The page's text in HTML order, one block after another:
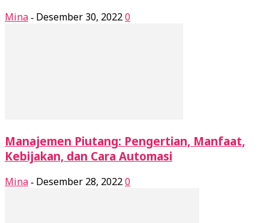
Mina - Desember 30, 20220
Manajemen Piutang: Pengertian, Manfaat,
Kebijakan, dan Cara Automasi
Mina - Desember 28, 20220